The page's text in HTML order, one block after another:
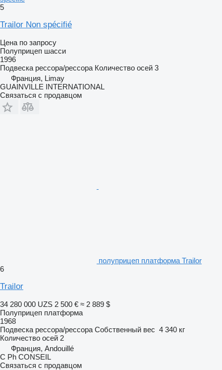
5
Trailor Non spécifié
Цена по запросу
Полуприцеп шасси
1996
Подвеска рессора/рессора Количество осей 3
Франция, Limay
GUAINVILLE INTERNATIONAL
Связаться с продавцом
полуприцеп платформа Trailor
6
Trailor
34 280 000 UZS 2 500 € ≈ 2 889 $
Полуприцеп платформа
1968
Подвеска рессора/рессора Собственный вес 4 340 кг
Количество осей 2
Франция, Andouillé
C Ph CONSEIL
Связаться с продавцом